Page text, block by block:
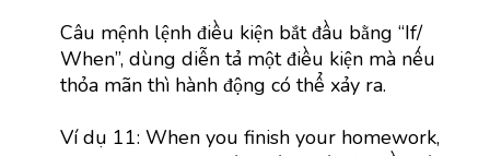
Câu mệnh lệnh điều kiện bắt đầu bằng “If/
When”, dùng diễn tả một điều kiện mà nếu
thỏa mãn thì hành động có thể xảy ra.
Ví dụ 11: When you finish your homework,